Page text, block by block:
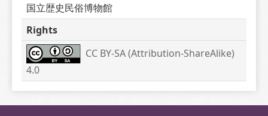
国立歴史民俗博物館
Rights
CC BY-SA (Attribution-ShareAlike)
4.0